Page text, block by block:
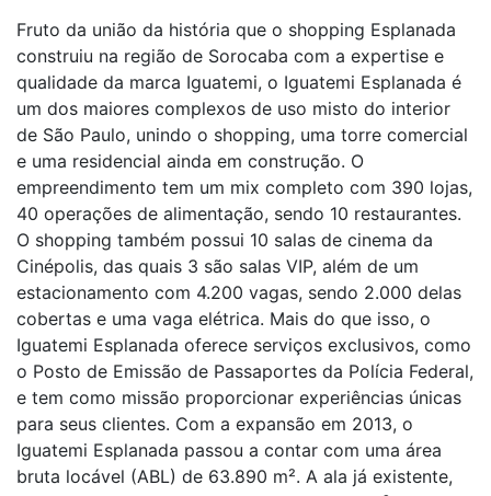
Fruto da união da história que o shopping Esplanada
construiu na região de Sorocaba com a expertise e
qualidade da marca Iguatemi, o Iguatemi Esplanada é
um dos maiores complexos de uso misto do interior
de São Paulo, unindo o shopping, uma torre comercial
e uma residencial ainda em construção. O
empreendimento tem um mix completo com 390 lojas,
40 operações de alimentação, sendo 10 restaurantes.
O shopping também possui 10 salas de cinema da
Cinépolis, das quais 3 são salas VIP, além de um
estacionamento com 4.200 vagas, sendo 2.000 delas
cobertas e uma vaga elétrica. Mais do que isso, o
Iguatemi Esplanada oferece serviços exclusivos, como
o Posto de Emissão de Passaportes da Polícia Federal,
e tem como missão proporcionar experiências únicas
para seus clientes. Com a expansão em 2013, o
Iguatemi Esplanada passou a contar com uma área
bruta locável (ABL) de 63.890 m². A ala já existente,